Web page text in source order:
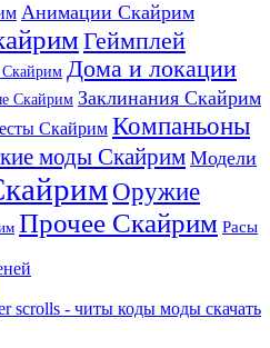
Анимации Скайрим
Геймплей
Скайрим Дома и локации
Скайрим Заклинания Скайрим
Скайрим Компаньоны
моды Скайрим Модели
Оружие
Прочее Скайрим Расы